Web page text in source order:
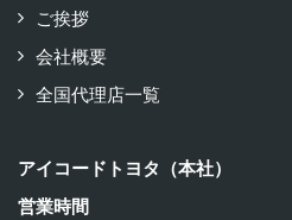
ご挨拶
会社概要
全国代理店一覧
アイコードトヨタ（本社）
営業時間